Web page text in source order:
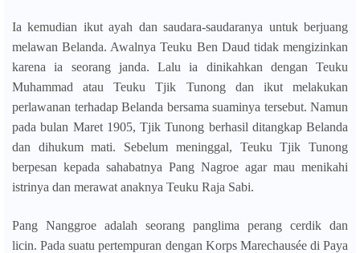
Ia kemudian ikut ayah dan saudara-saudaranya untuk berjuang
melawan Belanda. Awalnya Teuku Ben Daud tidak mengizinkan
karena ia seorang janda. Lalu ia dinikahkan dengan Teuku
Muhammad atau Teuku Tjik Tunong dan ikut melakukan
perlawanan terhadap Belanda bersama suaminya tersebut. Namun
pada bulan Maret 1905, Tjik Tunong berhasil ditangkap Belanda
dan dihukum mati. Sebelum meninggal, Teuku Tjik Tunong
berpesan kepada sahabatnya Pang Nagroe agar mau menikahi
istrinya dan merawat anaknya Teuku Raja Sabi.
Pang Nanggroe adalah seorang panglima perang cerdik dan
licin.Pada suatu pertempuran dengan Korps Marechausée di Paya